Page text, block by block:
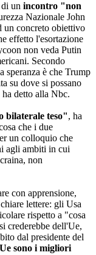
un incontro "non
Nazionale John
un concreto obiettivo
effetto l'esortazione
non veda Putin
Secondo
speranza è che Trump
su dove si possano
detto alla Nbc.
bilaterale teso", ha
che i due
un colloquio che
agli ambiti in cui
non
con apprensione,
lettere: gli Usa
rispetto a "cosa
crederebbe dell'Ue,
dal presidente del
sono i migliori